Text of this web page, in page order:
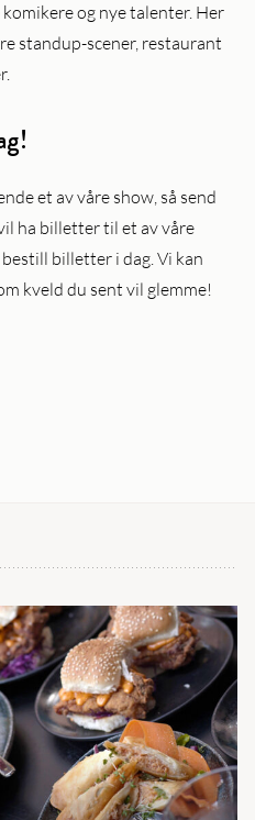
og nye talenter. Her
standup-scener, restaurant
et av våre show, så send
vil ha billetter til et av våre
billetter i dag. Vi kan
kveld du sent vil glemme!